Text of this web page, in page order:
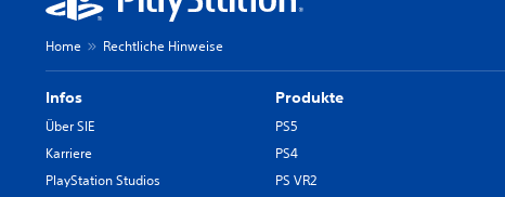
Home Rechtliche Hinweise
Infos
Über SIE
Karriere
PlayStation Studios
Produkte
PS5
PS4
PS VR2